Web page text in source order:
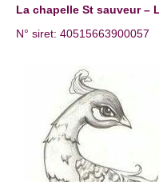
La chapelle St sauveur –
N° siret: 40515663900057